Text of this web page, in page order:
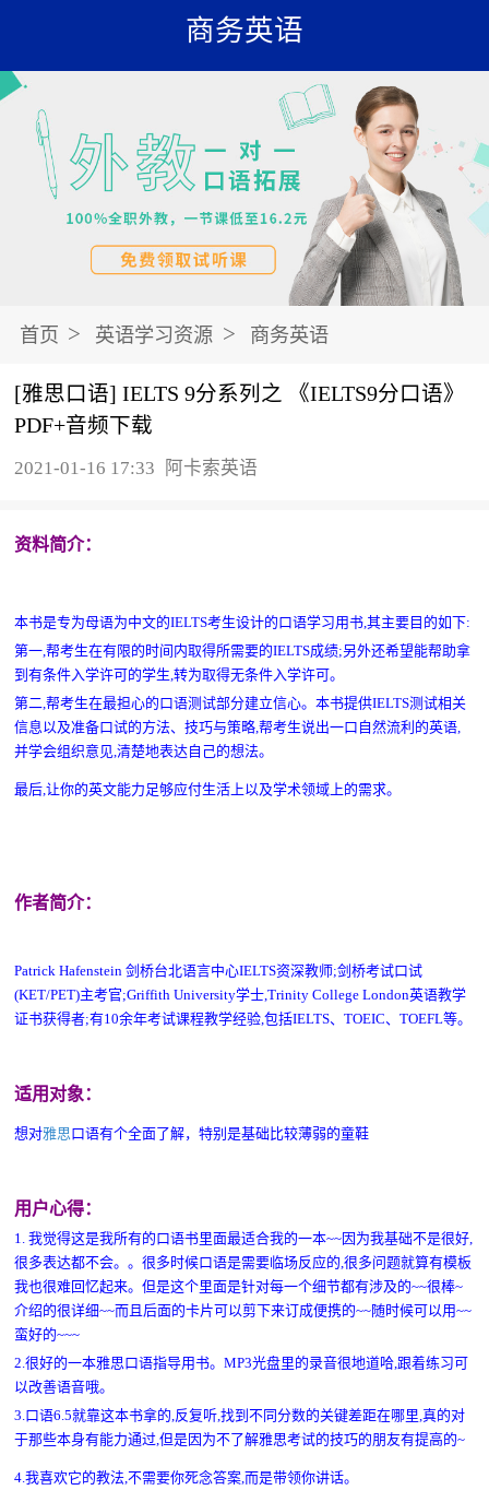
商务英语
首页 > 英语学习资源 > 商务英语
[雅思口语] IELTS 9分系列之 《IELTS9分口语》
PDF+音频下载
2021-01-16 17:33 阿卡索英语
资料简介：
本书是专为母语为中文的IELTS考生设计的口语学习用书,其主要目的如下:
第一,帮考生在有限的时间内取得所需要的IELTS成绩;另外还希望能帮助拿
到有条件入学许可的学生,转为取得无条件入学许可。
第二,帮考生在最担心的口语测试部分建立信心。本书提供IELTS测试相关
信息以及准备口试的方法、技巧与策略,帮考生说出一口自然流利的英语,
并学会组织意见,清楚地表达自己的想法。
最后,让你的英文能力足够应付生活上以及学术领域上的需求。
作者简介：
Patrick Hafenstein 剑桥台北语言中心IELTS资深教师;剑桥考试口试
(KET/PET)主考官;Griffith University学士,Trinity College London英语教学
证书获得者;有10余年考试课程教学经验,包括IELTS、TOEIC、TOEFL等。
适用对象：
想对雅思口语有个全面了解，特别是基础比较薄弱的童鞋
用户心得：
1. 我觉得这是我所有的口语书里面最适合我的一本~~因为我基础不是很好,
很多表达都不会。。很多时候口语是需要临场反应的,很多问题就算有模板
我也很难回忆起来。但是这个里面是针对每一个细节都有涉及的~~很棒~
介绍的很详细~~而且后面的卡片可以剪下来订成便携的~~随时候可以用~~
蛮好的~~~
2.很好的一本雅思口语指导用书。MP3光盘里的录音很地道哈,跟着练习可
以改善语音哦。
3.口语6.5就靠这本书拿的,反复听,找到不同分数的关键差距在哪里,真的对
于那些本身有能力通过,但是因为不了解雅思考试的技巧的朋友有提高的~
4.我喜欢它的教法,不需要你死念答案,而是带领你讲话。